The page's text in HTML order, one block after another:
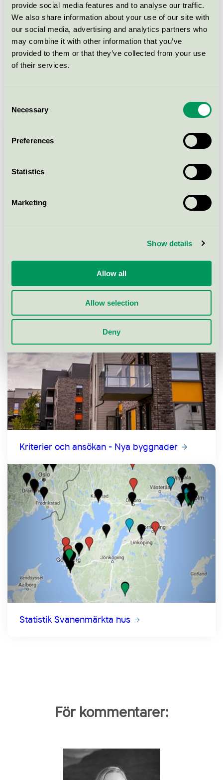
provide social media features and to analyse our traffic.
We also share information about your use of our site with
our social media, advertising and analytics partners who
may combine it with other information that you’ve
provided to them or that they’ve collected from your use
of their services.
Selection
Necessary
Preferences
Statistics
Marketing
Show details
Allow all
Allow selection
Deny
fler boendeenheter i pågående projekt
jämfört med 2023.
Pågående projekt i Norden: 74 % av
boendeenheterna för pågående projekt finns
i Sverige.
Färdigställda Svanenmärkta projekt i Norden:
Svanenmärkt fastighetsdrift
Kriterier och ansökan - Nya byggnader
Statistik Svanenmärkta hus
För kommentarer: